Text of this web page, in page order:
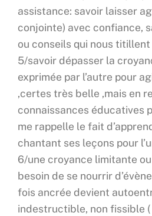
assistance: savoir laisser
conjointe) avec confiance,
ou conseils qui nous
5/savoir dépasser la
exprimée par l’autre pour
,certes très belle ,mais en
connaissances éducatives
me rappelle le fait
chantant ses leçons pour
6/une croyance limitante ou
besoin de se nourrir
fois ancrée devient
indestructible, non fissible (